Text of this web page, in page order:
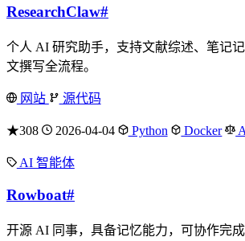
ResearchClaw#
个人 AI 研究助手，支持文献综述、笔记
文撰写全流程。
网站 源代码
★308 2026-04-04 Python Docker
AI 智能体
Rowboat#
开源 AI 同事，具备记忆能力，可协作完